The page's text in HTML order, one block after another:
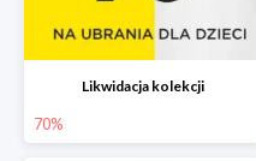
Likwidacja kolekcji
70%